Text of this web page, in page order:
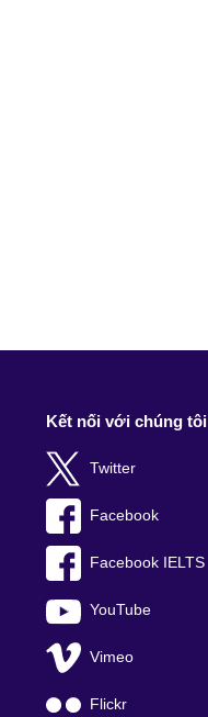
Kết nối với chúng tôi
Twitter
Facebook
Facebook IELTS
YouTube
Vimeo
Flickr